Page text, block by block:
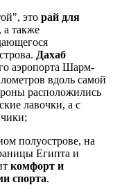
это рай для
, а также
Дахаб
аэропорта Шарм-
вдоль самой
расположились
лавочки, а с
полуострове, на
Египта и
комфорт и
спорта.